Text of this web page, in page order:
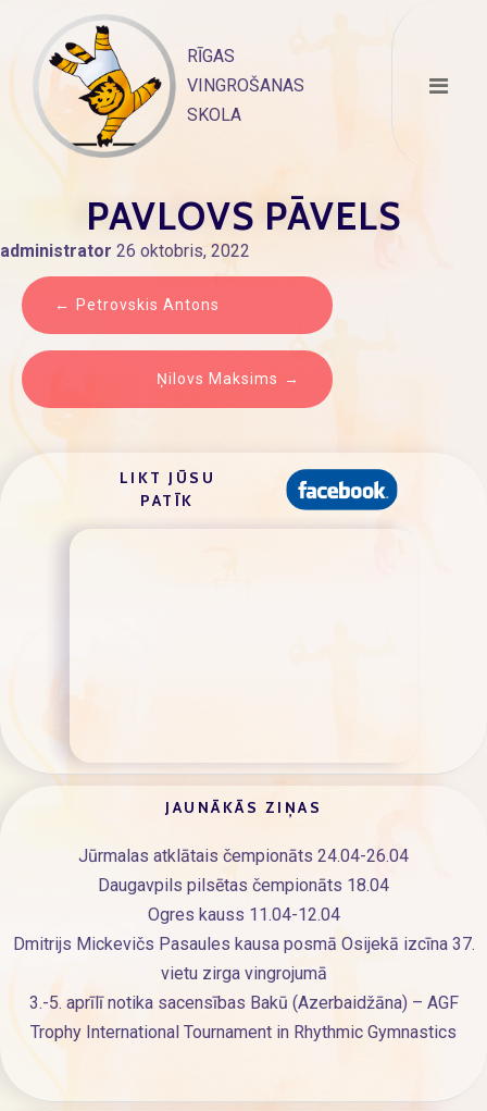
content
RĪGAS
VINGROŠANAS
SKOLA
PAVLOVS PĀVELS
administrator 26 oktobris, 2022
ZIŅU
IZVĒLNE
Petrovskis Antons
Ņilovs Maksims
LIKT JŪSU
PATĪK
JAUNĀKĀS ZIŅAS
Jūrmalas atklātais čempionāts 24.04-26.04
Daugavpils pilsētas čempionāts 18.04
Ogres kauss 11.04-12.04
Dmitrijs Mickevičs Pasaules kausa posmā Osijekā izcīna 37.
vietu zirga vingrojumā
3.-5. aprīlī notika sacensības Bakū (Azerbaidžāna) – AGF
Trophy International Tournament in Rhythmic Gymnastics